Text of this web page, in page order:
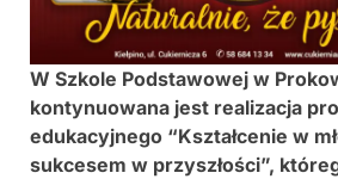
W Szkole Podstawowej w
kontynuowana jest realizacja
edukacyjnego “Kształcenie w
sukcesem w przyszłości”,